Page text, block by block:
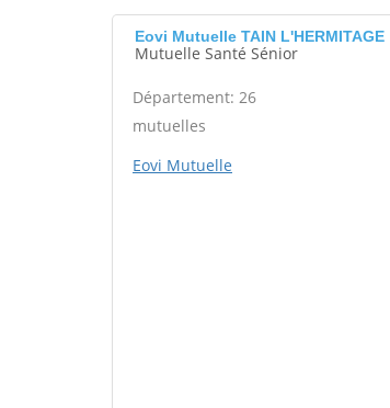
Eovi Mutuelle TAIN L'HERMITAGE
Mutuelle Santé Sénior
Département: 26
mutuelles
Eovi Mutuelle